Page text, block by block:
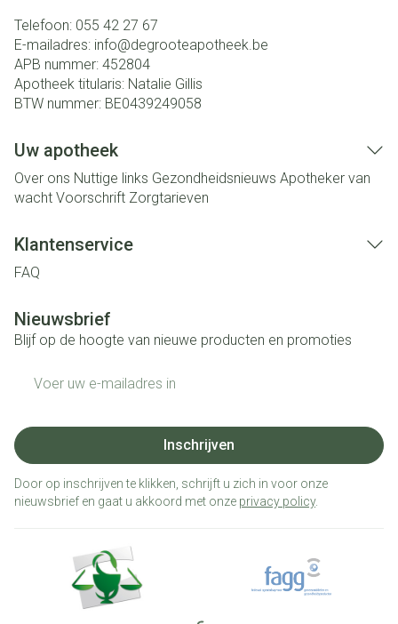
Telefoon: 055 42 27 67
E-mailadres: info@degrooteapotheek.be
APB nummer: 452804
Apotheek titularis: Natalie Gillis
BTW nummer: BE0439249058
Uw apotheek
Over ons Nuttige links Gezondheidsnieuws Apotheker van
wacht Voorschrift Zorgtarieven
Klantenservice
FAQ
Nieuwsbrief
Blijf op de hoogte van nieuwe producten en promoties
Inschrijven
Door op inschrijven te klikken, schrijft u zich in voor onze
nieuwsbrief en gaat u akkoord met onze privacy policy.